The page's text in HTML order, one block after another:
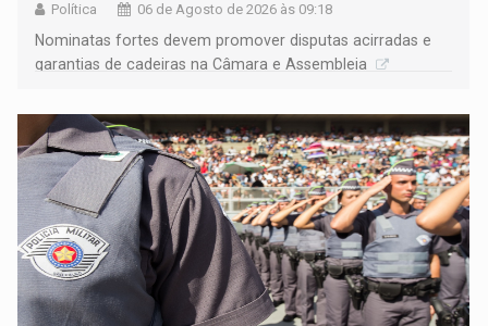
Política 06 de Agosto de 2026 às 09:18
Nominatas fortes devem promover disputas acirradas e
garantias de cadeiras na Câmara e Assembleia